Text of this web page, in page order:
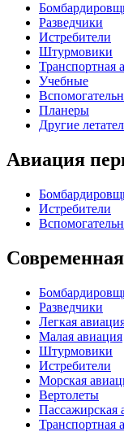
Разведчики
Истребители
Штурмовики
Транспортная
Учебные
Планеры
Другие
Авиация
Истребители
Разведчики
Легкая
Малая авиация
Штурмовики
Истребители
Морская
Вертолеты
Пассажирская
Транспортная